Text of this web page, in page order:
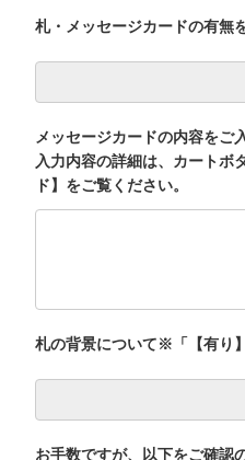
札・メッセージカードの有無
メッセージカードの内容をご
入力内容の詳細は、カートボ
ド】をご覧ください。
札の背景について※「【有り
お手数ですが、以下をご確認